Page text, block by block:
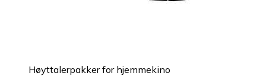
Høyttalerpakker for hjemmekino